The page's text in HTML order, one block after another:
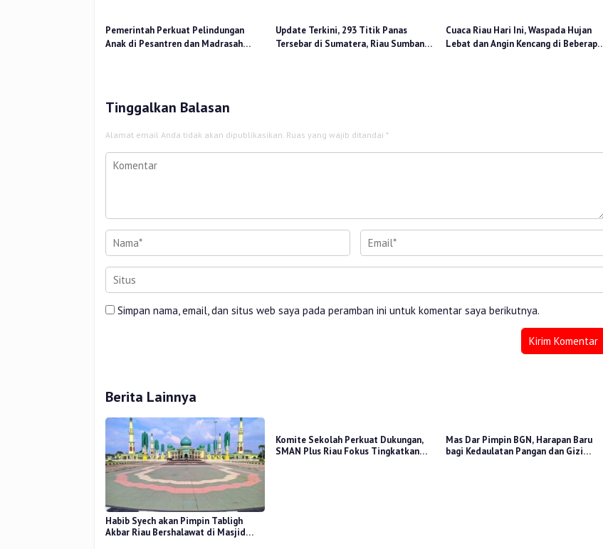
Pemerintah Perkuat Pelindungan
Anak di Pesantren dan Madrasah
Update Terkini, 293 Titik Panas
Tersebar di Sumatera, Riau Sumbang
Cuaca Riau Hari Ini, Waspada Hujan
Lebat dan Angin Kencang di Beberapa
Tinggalkan Balasan
Alamat email Anda tidak akan dipublikasikan. Ruas yang wajib ditandai *
Simpan nama, email, dan situs web saya pada peramban ini untuk komentar saya berikutnya.
Berita Lainnya
Habib Syech akan Pimpin Tabligh
Akbar Riau Bershalawat di Masjid
Komite Sekolah Perkuat Dukungan,
SMAN Plus Riau Fokus Tingkatkan
Mas Dar Pimpin BGN, Harapan Baru
bagi Kedaulatan Pangan dan Gizi